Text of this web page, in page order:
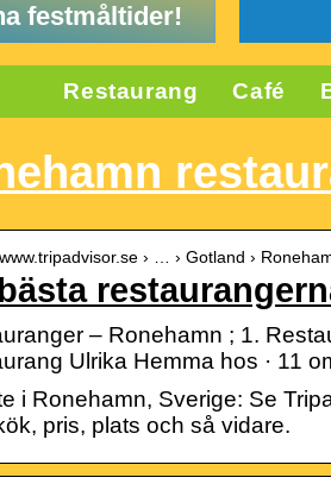
festmåltider!
Restaurang Café
› … › Gotland ›
– Ronehamn ; 1.
Ulrika Hemma hos · 11
i Ronehamn, Sverige: Se
pris, plats och så vidare.